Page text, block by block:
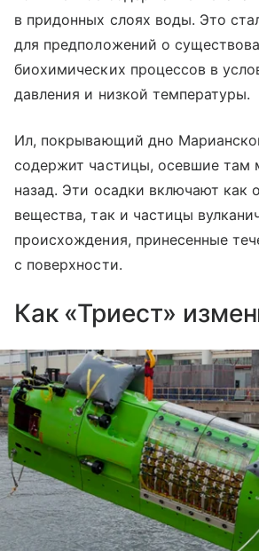
в придонных слоях воды. Это
для предположений о
биохимических процессов в
давления и низкой температуры.
Ил, покрывающий дно
содержит частицы, осевшие там
назад. Эти осадки включают как
вещества, так и частицы
происхождения, принесенные
с поверхности.
Как «Триест»